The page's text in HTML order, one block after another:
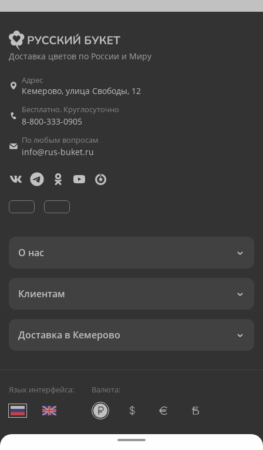
Доставка цветов по России и Миру
Адрес
Кемерово, улица Свободы, 12
Бесплатно. Круглосуточно
8-800-333-0905
По любым вопросам
info@rus-buket.ru
О нас
Клиентам
Доставка в Кемерово
Язык интерфейса: Валюта:
Служба круглосуточной доставки цветов в Кемерово